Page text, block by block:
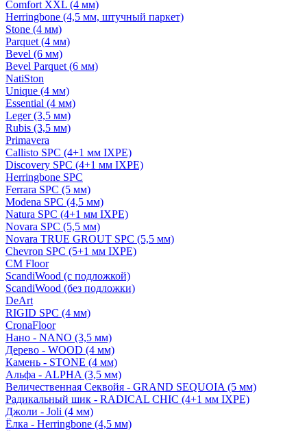
Comfort XXL (4 мм)
Herringbone (4,5 мм, штучный паркет)
Stone (4 мм)
Parquet (4 мм)
Bevel (6 мм)
Bevel Parquet (6 мм)
NatiSton
Unique (4 мм)
Essential (4 мм)
Leger (3,5 мм)
Rubis (3,5 мм)
Primavera
Callisto SPC (4+1 мм IXPE)
Discovery SPC (4+1 мм IXPE)
Herringbone SPC
Ferrara SPC (5 мм)
Modena SPC (4,5 мм)
Natura SPC (4+1 мм IXPE)
Novara SPC (5,5 мм)
Novara TRUE GROUT SPC (5,5 мм)
Chevron SPC (5+1 мм IXPE)
CM Floor
ScandiWood (с подложкой)
ScandiWood (без подложки)
DeArt
RIGID SPC (4 мм)
CronaFloor
Нано - NANO (3,5 мм)
Дерево - WOOD (4 мм)
Камень - STONE (4 мм)
Альфа - ALPHA (3,5 мм)
Величественная Секвойя - GRAND SEQUOIA (5 мм)
Радикальный шик - RADICAL CHIC (4+1 мм IXPE)
Джоли - Joli (4 мм)
Ёлка - Herringbone (4,5 мм)